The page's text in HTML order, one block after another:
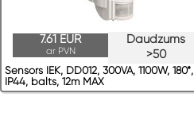
Daudzums
>50
7.61 EUR
ar PVN
Sensors IEK, DD012, 300VA, 1100W, 180*,
IP44, balts, 12m MAX